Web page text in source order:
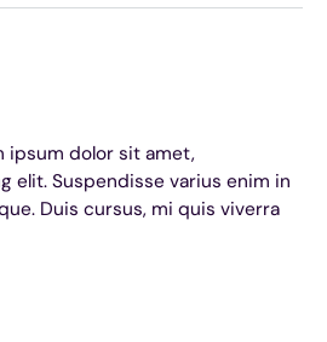
ipsum dolor sit amet,
elit. Suspendisse varius enim in
Duis cursus, mi quis viverra